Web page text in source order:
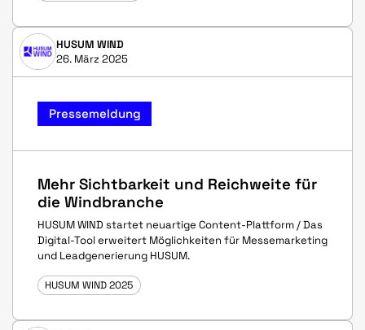
HUSUM WIND
26. März 2025
Pressemeldung
Mehr Sichtbarkeit und Reichweite für
die Windbranche
HUSUM WIND startet neuartige Content-Plattform / Das
Digital-Tool erweitert Möglichkeiten für Messemarketing
und Leadgenerierung HUSUM.
HUSUM WIND 2025